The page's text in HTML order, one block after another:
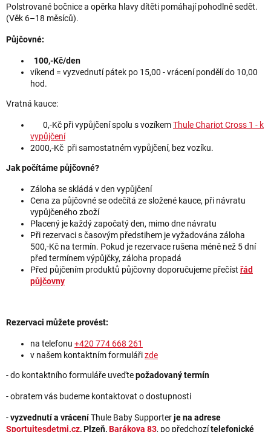
Polstrované bočnice a opěrka hlavy dítěti pomáhají pohodlně sedět.
(Věk 6–18 měsíců).
Půjčovné:
100,-Kč/den
víkend = vyzvednutí pátek po 15,00 - vrácení pondělí do 10,00
hod.
Vratná kauce:
0,-Kč při vypůjčení spolu s vozíkemThule Chariot Cross 1 - k
vypůjčení
2000,-Kč při samostatném vypůjčení, bez vozíku.
Jak počítáme půjčovné?
Záloha se skládá v den vypůjčení
Cena za půjčovné se odečítá ze složené kauce, při návratu
vypůjčeného zboží
Placený je každý započatý den, mimo dne návratu
Při rezervaci s časovým předstihem je vyžadována záloha
500,-Kč na termín. Pokud je rezervace rušena méně než 5 dní
před termínem výpůjčky, záloha propadá
Před půjčením produktů půjčovny doporučujeme přečíst řád
půjčovny
Rezervaci můžete provést:
na telefonu +420 774 668 261
v našem kontaktním formulářizde
-do kontaktního formuláře uveďtepožadovaný termín
- obratem vás budeme kontaktovat o dostupnosti
-vyzvednutí a vráceníThule Baby Supporterje na adrese
Sportujtesdetmi.cz, Plzeň,Barákova 83, po předchozítelefonické